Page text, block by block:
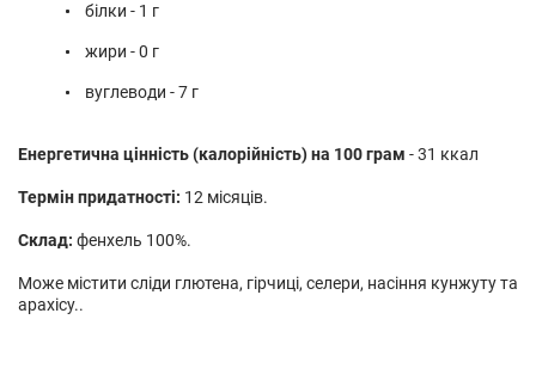
білки - 1 г
жири - 0 г
вуглеводи - 7 г
Енергетична цінність (калорійність) на 100 грам - 31 ккал
Термін придатності: 12 місяців.
Склад: фенхель 100%.
Може містити сліди глютена, гірчиці, селери, насіння кунжуту та
арахісу..